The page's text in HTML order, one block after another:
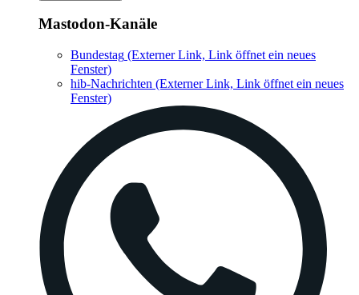
Mastodon-Kanäle
Bundestag (Externer Link, Link öffnet ein neues
Fenster)
hib-Nachrichten (Externer Link, Link öffnet ein neues
Fenster)